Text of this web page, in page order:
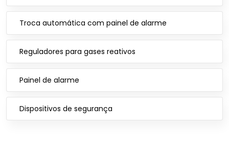
Troca automática com painel de alarme
Reguladores para gases reativos
Painel de alarme
Dispositivos de segurança